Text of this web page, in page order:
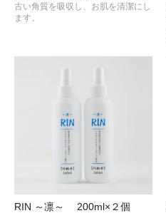
古い角質を吸収し、お肌を清潔にし
ます。
RIN ～凛～ 200ml×２個